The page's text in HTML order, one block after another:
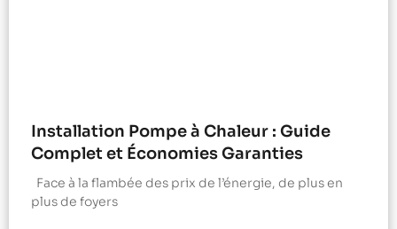
Installation Pompe à Chaleur : Guide
Complet et Économies Garanties
Face à la flambée des prix de l’énergie, de plus en
plus de foyers